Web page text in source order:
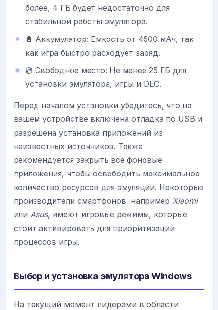
более, 4 ГБ будет недостаточно для
стабильной работы эмулятора.
🔋 Аккумулятор: Емкость от 4500 мАч, так
как игра быстро расходует заряд.
💿 Свободное место: Не менее 25 ГБ для
установки эмулятора, игры и DLC.
Перед началом установки убедитесь, что на
вашем устройстве включена отладка по USB и
разрешена установка приложений из
неизвестных источников. Также
рекомендуется закрыть все фоновые
приложения, чтобы освободить максимальное
количество ресурсов для эмуляции. Некоторые
производители смартфонов, например Xiaomi
или Asus, имеют игровые режимы, которые
стоит активировать для приоритизации
процессов игры.
Выбор и установка эмулятора Windows
На текущий момент лидерами в области